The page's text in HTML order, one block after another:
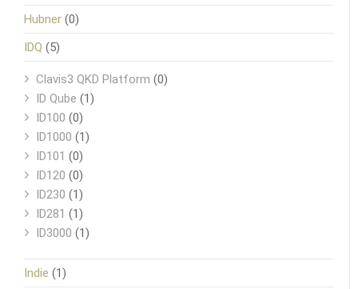
Hubner (0)
IDQ (5)
Clavis3 QKD Platform (0)
ID Qube (1)
ID100 (0)
ID1000 (1)
ID101 (0)
ID120 (0)
ID230 (1)
ID281 (1)
ID3000 (1)
Indie (1)